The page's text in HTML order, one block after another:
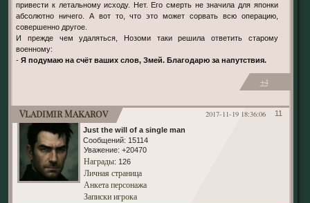
привести к летальному исходу. Нет. Его смерть не значила для японки
абсолютно ничего. А вот то, что это может сорвать всю операцию,
совершенно другое.
И прежде чем удаляться, Нозоми таки решила ответить старому
военному:
- Я подумаю на счёт ваших слов, Змей. Благодарю за напутствия.
+4
11
2017-11-19 18:36:06
Vladimir Makarov
Just the will of a single man
Сообщений: 15114
Уважение: +20470
Награды: 126
Личная страница
Анкета персонажа
Записки игрока